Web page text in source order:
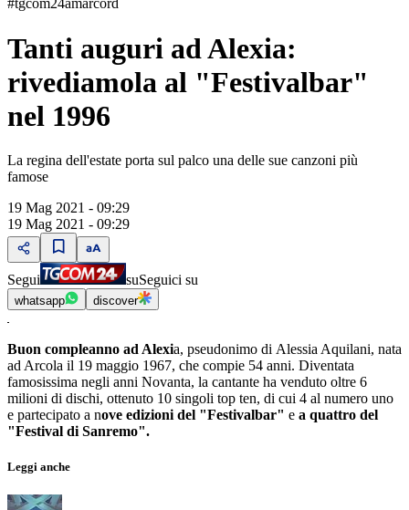
#tgcom24amarcord
Tanti auguri ad Alexia:
rivediamola al "Festivalbar"
nel 1996
La regina dell'estate porta sul palco una delle sue canzoni più
famose
19 Mag 2021 - 09:29
19 Mag 2021 - 09:29
Segui suSeguici su
whatsapp discover
Buon compleanno ad Alexia, pseudonimo di Alessia Aquilani, nata
ad Arcola il 19 maggio 1967, che compie 54 anni. Diventata
famosissima negli anni Novanta, la cantante ha venduto oltre 6
milioni di dischi, ottenuto 10 singoli top ten, di cui 4 al numero uno
e partecipato a nove edizioni del "Festivalbar" e a quattro del
"Festival di Sanremo".
Leggi anche